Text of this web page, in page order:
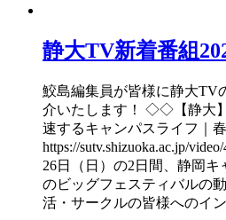
静大TV新着番組
鮫島編集員が皆様に静大TV
介いたします！ ◇◇【静大
速するキャンパスライフ｜
https://sutv.shizuoka.ac.jp/
26日（日）の2日間、静岡
のビッグフェスティバルの
活・サークルの皆様へのイ